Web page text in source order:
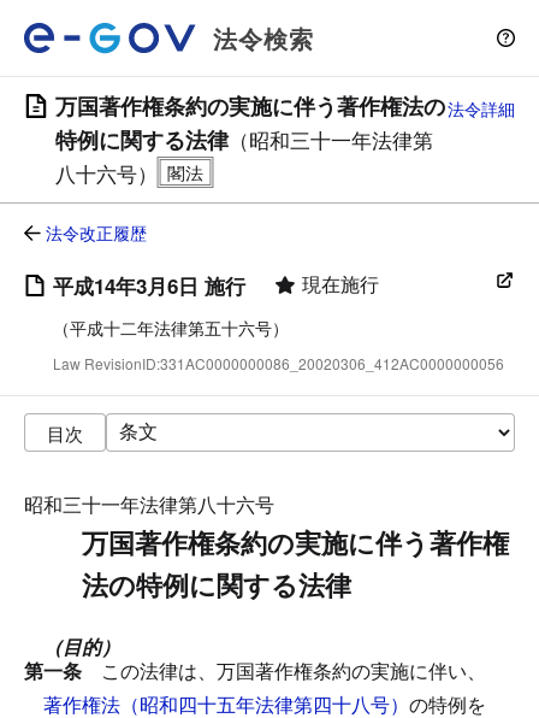
法令検索
万国著作権条約の実施に伴う著作権法の
特例に関する法律（昭和三十一年法律第
八十六号）
法令詳細
法令改正履歴
平成14年3月6日 施行 現在施行
（平成十二年法律第五十六号）
Law RevisionID:331AC0000000086_20020306_412AC0000000056
目次
昭和三十一年法律第八十六号
万国著作権条約の実施に伴う著作権
法の特例に関する法律
（目的）
第一条 この法律は、万国著作権条約の実施に伴い、
著作権法（昭和四十五年法律第四十八号） の特例を